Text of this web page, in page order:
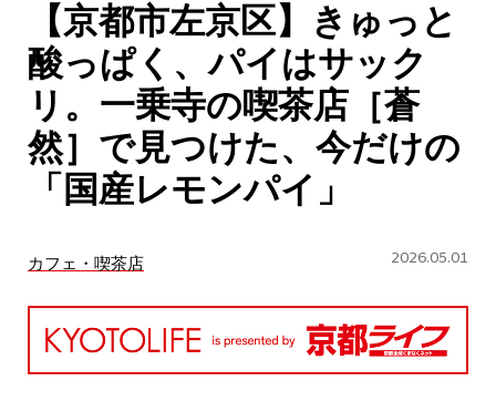
ABOUT US
Instagram
チケットプレゼント応募
MAIN MENU
SERIES
【京都市左京区】きゅっと
酸っぱく、パイはサック
リ。一乗寺の喫茶店［蒼
然］で見つけた、今だけの
「国産レモンパイ」
カフェ・喫茶店 2026.05.01